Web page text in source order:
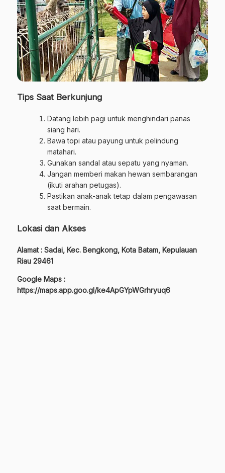
Tips Saat Berkunjung
Datang lebih pagi untuk menghindari panas
siang hari.
Bawa topi atau payung untuk pelindung
matahari.
Gunakan sandal atau sepatu yang nyaman.
Jangan memberi makan hewan sembarangan
(ikuti arahan petugas).
Pastikan anak-anak tetap dalam pengawasan
saat bermain.
Lokasi dan Akses
Alamat : Sadai, Kec. Bengkong, Kota Batam, Kepulauan
Riau 29461
Google Maps :
https://maps.app.goo.gl/ke4ApGYpWGrhryuq6